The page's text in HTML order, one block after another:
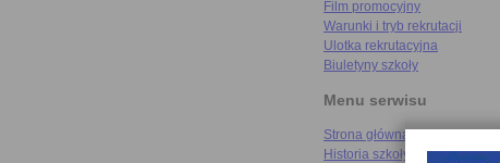
Film promocyjny
Warunki i tryb rekrutacji
Ulotka rekrutacyjna
Biuletyny szkoły
Menu serwisu
Strona główna
Historia szkoły